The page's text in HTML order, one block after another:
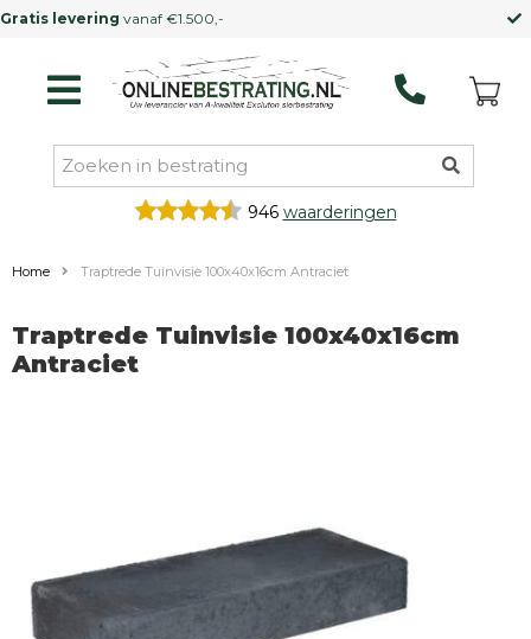
Kleinere vrachtwagen
946 waarderingen
Home Traptrede Tuinvisie 100x40x16cm Antraciet
Traptrede Tuinvisie 100x40x16cm
Antraciet